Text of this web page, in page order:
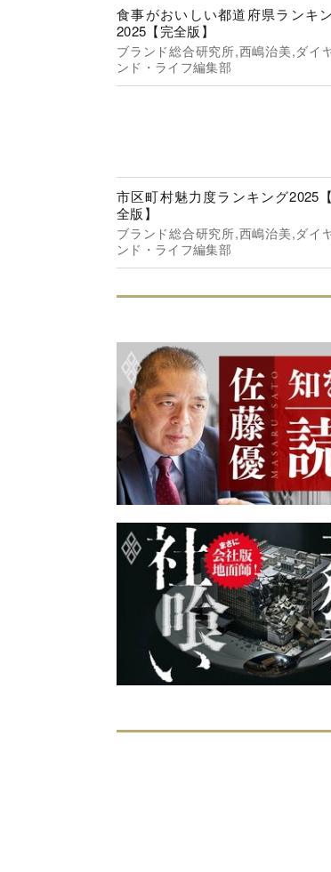
食事がおいしい都道府県ランキン
2025【完全版】
ブランド総合研究所,西嶋治美,ダイヤ
ンド・ライフ編集部
市区町村魅力度ランキング2025【
全版】
ブランド総合研究所,西嶋治美,ダイヤ
ンド・ライフ編集部